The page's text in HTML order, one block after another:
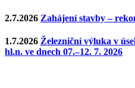
2.7.2026 Zahájení stavby –
1.7.2026 Železniční výluka v
hl.n. ve dnech 07.–12. 7. 2026